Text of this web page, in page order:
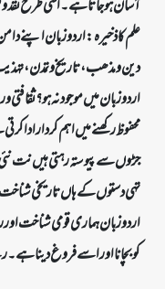
آسان ہو جاتا ہے۔ اسی طرح نقد و
علم کا ذخیرہ: اردو زبان اپنے
دین و مذھب ، تاریخ و تمدن،
اردو زبان میں موجود نہ ہو ؟
محفوظ رکھنے میں اہم کردار ادا
جڑوں سے پیوستہ رہتی ہیں نت
تہی دستوں کے ہاں تاریخی
اردو زبان ہماری قومی شناخت
کو بچانا اور اسے فروغ دینا ہے۔